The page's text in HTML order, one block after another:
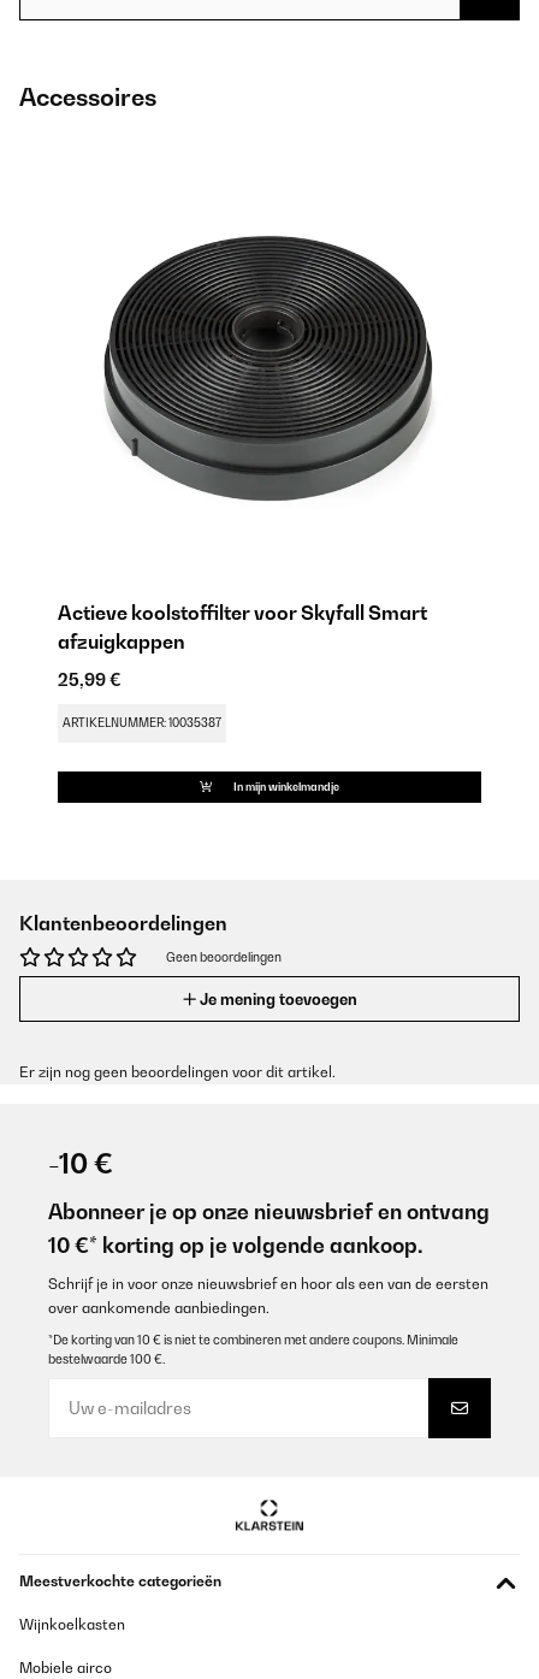
Accessoires
Actieve koolstoffilter voor Skyfall Smart
afzuigkappen
25,99 €
ARTIKELNUMMER: 10035387
In mijn winkelmandje
Klantenbeoordelingen
Geen beoordelingen
Je mening toevoegen
Er zijn nog geen beoordelingen voor dit artikel.
-10 €
Abonneer je op onze nieuwsbrief en ontvang
10 €* korting op je volgende aankoop.
Schrijf je in voor onze nieuwsbrief en hoor als een van de eersten
over aankomende aanbiedingen.
*De korting van 10 € is niet te combineren met andere coupons. Minimale
bestelwaarde 100 €.
Meestverkochte categorieën
Wijnkoelkasten
Mobiele airco